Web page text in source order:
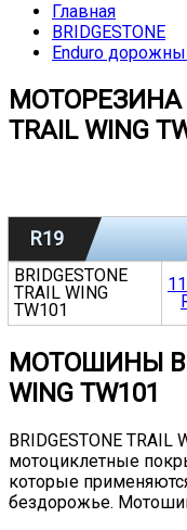
Главная
BRIDGESTONE
Enduro
МОТОРЕЗИНА
TRAIL WING
R19
BRIDGESTONE
TRAIL WING
TW101
МОТОШИНЫ
WING TW101
BRIDGESTONE TRAIL
мотоциклетные
которые
бездорожье.